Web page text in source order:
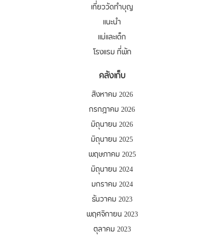
เที่ยววัดทำบุญ
แนะนำ
แม่และเด็ก
โรงแรม ที่พัก
คลังเก็บ
สิงหาคม 2026
กรกฎาคม 2026
มิถุนายน 2026
มิถุนายน 2025
พฤษภาคม 2025
มิถุนายน 2024
มกราคม 2024
ธันวาคม 2023
พฤศจิกายน 2023
ตุลาคม 2023